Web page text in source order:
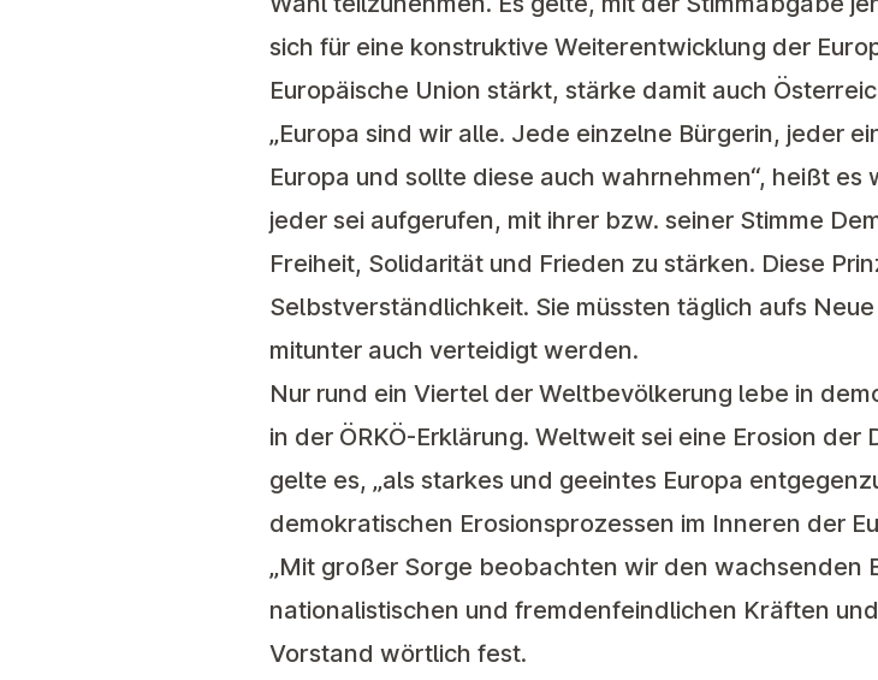
sich für eine konstruktive Weiterentwicklung der
Europäische Union stärkt, stärke damit auch
„Europa sind wir alle. Jede einzelne Bürgerin, jeder
Europa und sollte diese auch wahrnehmen“, heißt
jeder sei aufgerufen, mit ihrer bzw. seiner Stimme
Freiheit, Solidarität und Frieden zu stärken. Diese
Selbstverständlichkeit. Sie müssten täglich aufs
mitunter auch verteidigt werden.
Nur rund ein Viertel der Weltbevölkerung lebe in
in der ÖRKÖ-Erklärung. Weltweit sei eine Erosion
gelte es, „als starkes und geeintes Europa
demokratischen Erosionsprozessen im Inneren der
„Mit großer Sorge beobachten wir den wachsenden
nationalistischen und fremdenfeindlichen Kräften
Vorstand wörtlich fest.